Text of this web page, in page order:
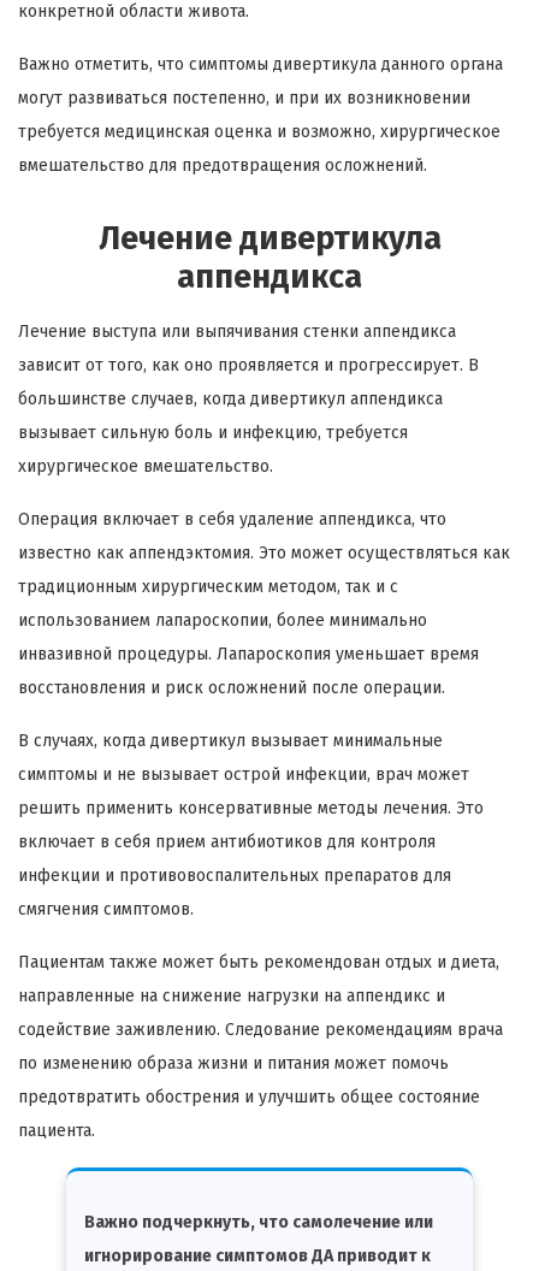
конкретной области живота.
Важно отметить, что симптомы дивертикула данного органа
могут развиваться постепенно, и при их возникновении
требуется медицинская оценка и возможно, хирургическое
вмешательство для предотвращения осложнений.
Лечение дивертикула
аппендикса
Лечение выступа или выпячивания стенки аппендикса
зависит от того, как оно проявляется и прогрессирует. В
большинстве случаев, когда дивертикул аппендикса
вызывает сильную боль и инфекцию, требуется
хирургическое вмешательство.
Операция включает в себя удаление аппендикса, что
известно как аппендэктомия. Это может осуществляться как
традиционным хирургическим методом, так и с
использованием лапароскопии, более минимально
инвазивной процедуры. Лапароскопия уменьшает время
восстановления и риск осложнений после операции.
В случаях, когда дивертикул вызывает минимальные
симптомы и не вызывает острой инфекции, врач может
решить применить консервативные методы лечения. Это
включает в себя прием антибиотиков для контроля
инфекции и противовоспалительных препаратов для
смягчения симптомов.
Пациентам также может быть рекомендован отдых и диета,
направленные на снижение нагрузки на аппендикс и
содействие заживлению. Следование рекомендациям врача
по изменению образа жизни и питания может помочь
предотвратить обострения и улучшить общее состояние
пациента.
Важно подчеркнуть, что самолечение или
игнорирование симптомов ДА приводит к